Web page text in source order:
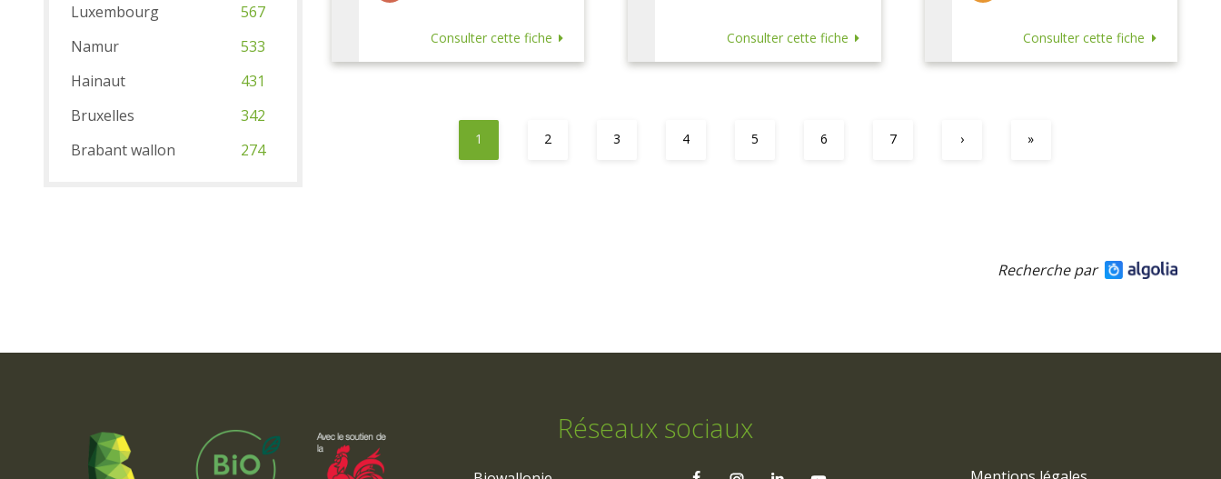
Consulter cette fiche Consulter cette fiche Consulter cette fiche
1 2 3 4 5 6 7 › »
Luxembourg
567
Namur
533
Hainaut
431
Bruxelles
342
Brabant wallon
274
Recherche par
Réseaux sociaux